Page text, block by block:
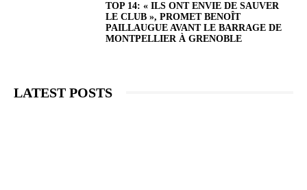
TOP 14: « ILS ONT ENVIE DE SAUVER
LE CLUB », PROMET BENOÎT
PAILLAUGUE AVANT LE BARRAGE DE
MONTPELLIER À GRENOBLE
LATEST POSTS